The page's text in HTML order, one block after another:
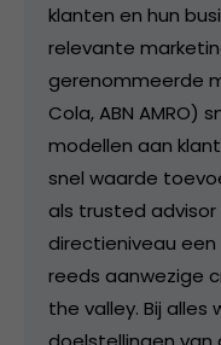
klanten en hun
relevante
gerenommeerde
Cola, ABN AMRO)
modellen aan
snel waarde
als trusted
directieniveau
reeds aanwezige
the valley. Bij